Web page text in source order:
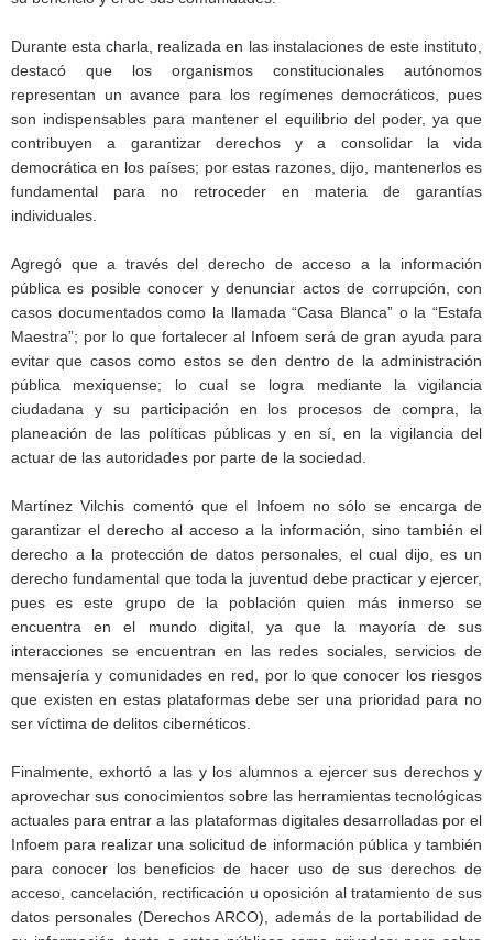
Durante esta charla, realizada en las instalaciones de este instituto,
destacó que los organismos constitucionales autónomos
representan un avance para los regímenes democráticos, pues
son indispensables para mantener el equilibrio del poder, ya que
contribuyen a garantizar derechos y a consolidar la vida
democrática en los países; por estas razones, dijo, mantenerlos es
fundamental para no retroceder en materia de garantías
individuales.
Agregó que a través del derecho de acceso a la información
pública es posible conocer y denunciar actos de corrupción, con
casos documentados como la llamada “Casa Blanca” o la “Estafa
Maestra”; por lo que fortalecer al Infoem será de gran ayuda para
evitar que casos como estos se den dentro de la administración
pública mexiquense; lo cual se logra mediante la vigilancia
ciudadana y su participación en los procesos de compra, la
planeación de las políticas públicas y en sí, en la vigilancia del
actuar de las autoridades por parte de la sociedad.
Martínez Vilchis comentó que el Infoem no sólo se encarga de
garantizar el derecho al acceso a la información, sino también el
derecho a la protección de datos personales, el cual dijo, es un
derecho fundamental que toda la juventud debe practicar y ejercer,
pues es este grupo de la población quien más inmerso se
encuentra en el mundo digital, ya que la mayoría de sus
interacciones se encuentran en las redes sociales, servicios de
mensajería y comunidades en red, por lo que conocer los riesgos
que existen en estas plataformas debe ser una prioridad para no
ser víctima de delitos cibernéticos.
Finalmente, exhortó a las y los alumnos a ejercer sus derechos y
aprovechar sus conocimientos sobre las herramientas tecnológicas
actuales para entrar a las plataformas digitales desarrolladas por el
Infoem para realizar una solicitud de información pública y también
para conocer los beneficios de hacer uso de sus derechos de
acceso, cancelación, rectificación u oposición al tratamiento de sus
datos personales (Derechos ARCO), además de la portabilidad de